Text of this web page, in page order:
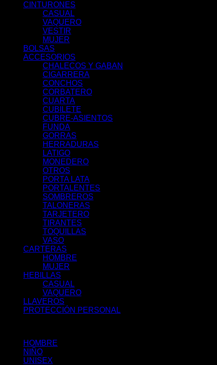
CINTURONES
CASUAL
VAQUERO
VESTIR
MUJER
BOLSAS
ACCESORIOS
CHALECOS Y GABAN
CIGARRERA
CONCHOS
CORBATERO
CUARTA
CUBILETE
CUBRE-ASIENTOS
FUNDA
GORRAS
HERRADURAS
LATIGO
MONEDERO
OTROS
PORTA LATA
PORTALENTES
SOMBREROS
TALONERAS
TARJETERO
TIRANTES
TOQUILLAS
VASO
CARTERAS
HOMBRE
MUJER
HEBILLAS
CASUAL
VAQUERO
LLAVEROS
PROTECCIÓN PERSONAL
HOMBRE
NIÑO
UNISEX